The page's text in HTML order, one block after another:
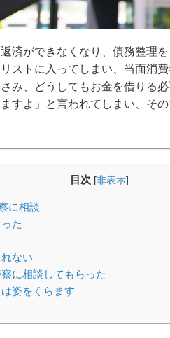
済ができなくなり、債務整理を
ストに入ってしまい、当面消
み、どうしてもお金を借りる必
すよ」
と言われてしまい、そ
目次 [非表示]
に相談
た
ない
に相談してもらった
姿をくらます